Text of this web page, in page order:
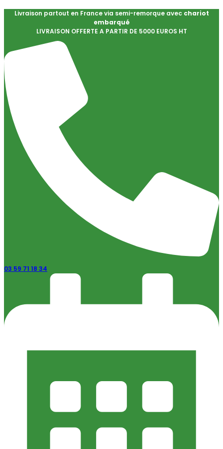
Livraison partout en France via semi-remorque avec chariot
embarqué
LIVRAISON OFFERTE A PARTIR DE 5000 EUROS HT
03 59 71 18 34